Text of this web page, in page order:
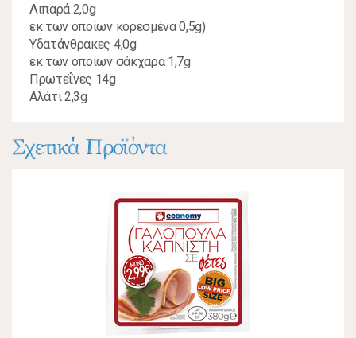
Λιπαρά 2,0g
εκ των οποίων κορεσμένα 0,5g)
Υδατάνθρακες 4,0g
εκ των οποίων σάκχαρα 1,7g
Πρωτεΐνες 14g
Αλάτι 2,3g
Σχετικά Προϊόντα